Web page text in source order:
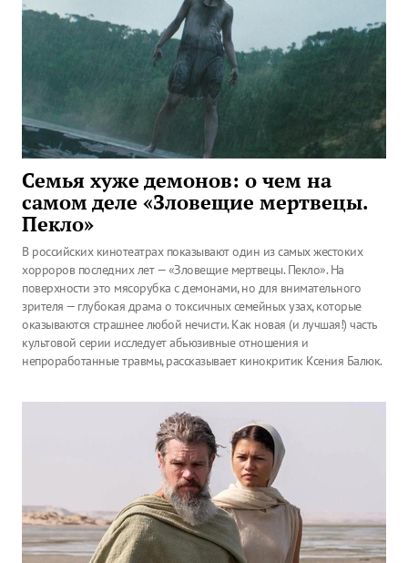
Семья хуже демонов: о чем на
самом деле «Зловещие мертвецы.
Пекло»
В российских кинотеатрах показывают один из самых жестоких
хорроров последних лет — «Зловещие мертвецы. Пекло». На
поверхности это мясорубка с демонами, но для внимательного
зрителя — глубокая драма о токсичных семейных узах, которые
оказываются страшнее любой нечисти. Как новая (и лучшая!) часть
культовой серии исследует абьюзивные отношения и
непроработанные травмы, рассказывает кинокритик Ксения Балюк.